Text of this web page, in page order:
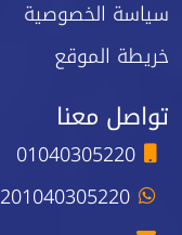
سياسة الخصوصية
خريطة الموقع
تواصل معنا
01040305220
201040305220